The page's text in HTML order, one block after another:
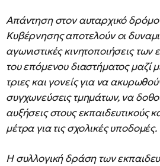
Απάντηση στον αυταρχικό δρόμο
Κυβέρνησης αποτελούν οι
αγωνιστικές κινητοποιήσεις των
του επόμενου διαστήματος μαζί
τριες και γονείς για να
συγχωνεύσεις τμημάτων, να
αυξήσεις στους εκπαιδευτικούς
μέτρα για τις σχολικές υποδομές.
Η συλλογική δράση των